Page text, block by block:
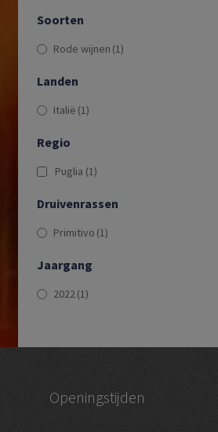
Soorten
Rode wijnen (1)
Landen
Italië (1)
Regio
Puglia (1)
Druivenrassen
Primitivo (1)
Jaargang
2022(1)
Openingstijden